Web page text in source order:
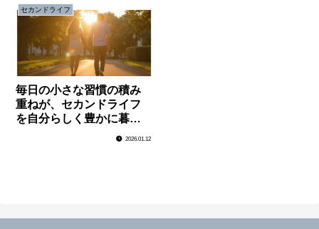
セカンドライフ
毎日の小さな習慣の積み
重ねが、セカンドライフ
を自分らしく豊かに暮ら
2026.01.12